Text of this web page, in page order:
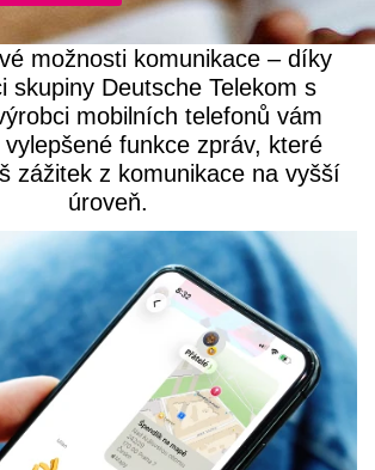
možnosti komunikace – díky
skupiny Deutsche Telekom s
mobilních telefonů vám
funkce zpráv, které
zážitek z komunikace na vyšší
úroveň.